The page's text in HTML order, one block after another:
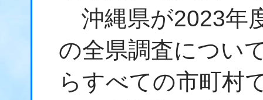
沖縄県が2023年
の全県調査につい
らすべての市町村